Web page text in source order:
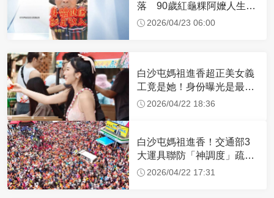
落 90歲紅龜粿阿嬤人生謝
幕2026/04/23 06:00
白沙屯媽祖進香超正美女義
工竟是她！身份曝光是最美
禮生 一輩子不結婚
2026/04/22 18:36
白沙屯媽祖進香！交通部3
大運具聯防「神調度」疏運
32.1萬創新高
2026/04/22 17:31